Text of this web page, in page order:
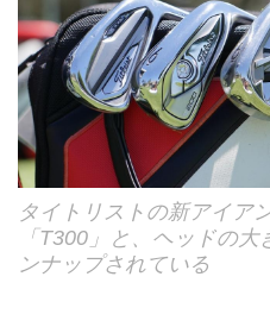
タイトリストの新アイア
「T300」と、ヘッドの
ンナップされている